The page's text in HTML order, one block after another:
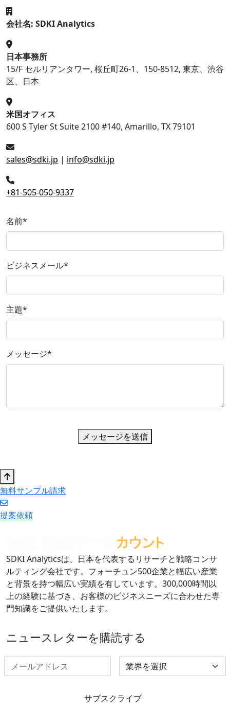
会社名: SDKI Analytics
日本事務所
15/F セルリアンタワー, 桜丘町26-1、150-8512, 東京、渋谷
区、日本
米国オフィス
600 S Tyler St Suite 2100 #140, Amarillo, TX 79101
sales@sdki.jp | info@sdki.jp
+81-505-050-9337
名前*
ビジネスメール*
主題*
メッセージ*
メッセージを送信
無料サンプル請求
提案依頼
SDKI Analyticsは、日本を代表するリサーチと戦略コンサ
ルティング会社です。フォーチュン500企業と幅広い産業
と背景を持つ幅広い実績を有しています。300,000時間以
上の経験に基づき、お客様のビジネスニーズに合わせた専
門知識をご提供いたします。
ニュースレターを購読する
Select Industry
サブスクライブ